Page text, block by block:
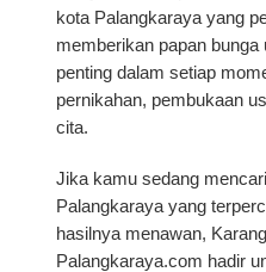
kota Palangkaraya yang
memberikan papan bunga
penting dalam setiap
pernikahan, pembukaan
cita.
Jika kamu sedang
Palangkaraya yang
hasilnya menawan,
Palangkaraya.com hadir